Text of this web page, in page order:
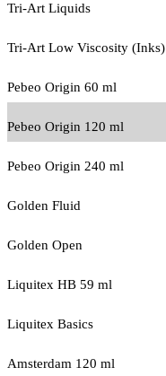
Tri-Art Liquids
Tri-Art Low Viscosity (Inks)
Pebeo Origin 60 ml
Pebeo Origin 120 ml
Pebeo Origin 240 ml
Golden Fluid
Golden Open
Liquitex HB 59 ml
Liquitex Basics
Amsterdam 120 ml